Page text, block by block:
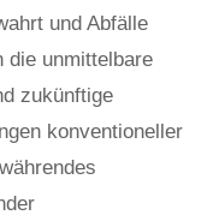
und Abfälle
die unmittelbare
zukünftige
konventioneller